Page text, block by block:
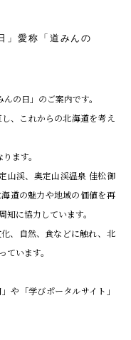
」愛称「道みんの
の日」のご案内です。
、これからの北海道を考え
ます。
山渓、奥定山渓温泉 佳松御
道の魅力や地域の価値を再
に協力しています。
、自然、食などに触れ、北
います。
や「学びポータルサイト」